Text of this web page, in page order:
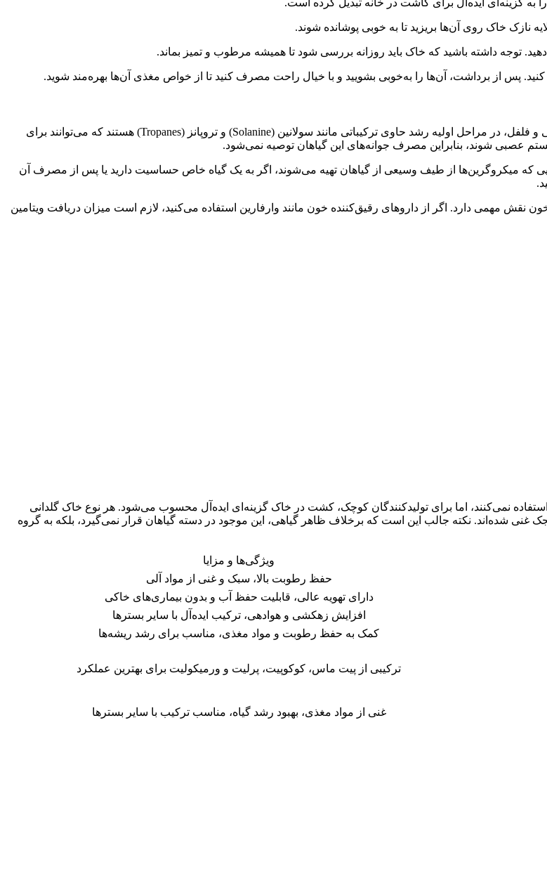
به گزینه‌ای ایده‌آل برای کاشت در خانه تبدیل کرده است.
توجه داشته باشید که خاک باید روزانه بررسی شود تا همیشه مرطوب و تمیز بماند.
پس از برداشت، آن‌ها را به‌خوبی بشویید و با خیال راحت مصرف کنید تا از خواص مغذی آن‌ها بهره‌مند شوید.
برخی از گیاهان خانواده بادمجانیان (Solanaceae) مانند بادمجان، سیب‌زمینی، گوجه‌فرنگی و فلفل، در مراحل اولیه رشد حاوی ترکیباتی مانند سولانین (Solanine) و تروپانز (Tropanes) هستند که می‌توانند برای
عصبی شوند، بنابراین مصرف جوانه‌های این گیاهان توصیه نمی‌شود.
که میکروگرین‌ها از طیف وسیعی از گیاهان تهیه می‌شوند، اگر به یک گیاه خاص حساسیت دارید یا پس از مصرف آن
نقش مهمی دارد. اگر از داروهای رقیق‌کننده خون مانند وارفارین استفاده می‌کنید، لازم است میزان دریافت ویتامین
نمی‌کنند، اما برای تولیدکنندگان کوچک، کشت در خاک گزینه‌ای ایده‌آل محسوب می‌شود. هر نوع خاک گلدانی
غنی شده‌اند. نکته جالب این است که برخلاف ظاهر گیاهی، این موجود در دسته گیاهان قرار نمی‌گیرد، بلکه به گروه
ویژگی‌ها و مزایا
حفظ رطوبت بالا، سبک و غنی از مواد آلی
دارای تهویه عالی، قابلیت حفظ آب و بدون بیماری‌های خاکی
افزایش زهکشی و هوادهی، ترکیب ایده‌آل با سایر بسترها
کمک به حفظ رطوبت و مواد مغذی، مناسب برای رشد ریشه‌ها
ترکیبی از پیت ماس، کوکوپیت، پرلیت و ورمیکولیت برای بهترین عملکرد
غنی از مواد مغذی، بهبود رشد گیاه، مناسب ترکیب با سایر بسترها